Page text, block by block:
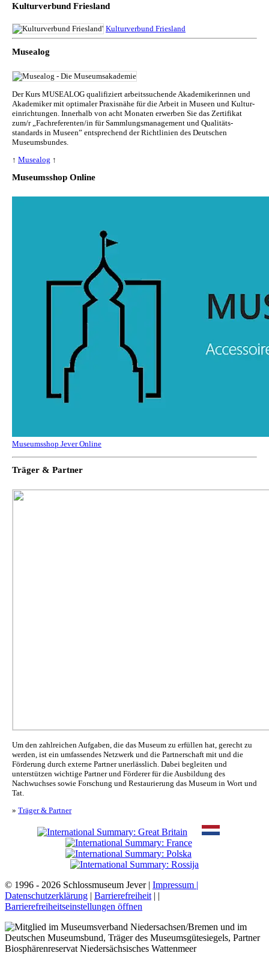
Kulturverbund Friesland
Kulturverbund Friesland
Musealog
Der Kurs MUSEALOG qualifiziert arbeitssuchende Akademikerinnen und
Akademiker mit optimaler Praxisnähe für die Arbeit in Museen und Kul­tur­
ein­rich­tun­gen. Innerhalb von acht Monaten erwerben Sie das Zertifikat
zum/r „Fachreferenten/in für Sammlungs­management und Qualitäts­
standards in Museen” entsprechend der Richtlinien des Deutschen
Museumsbundes.
↑ Musealog ↑
Museumsshop Online
Museumsshop Jever Online
Träger & Partner
Um den zahlreichen Aufgaben, die das Museum zu erfüllen hat, gerecht zu
werden, ist ein umfassendes Netzwerk und die Partnerschaft mit und die
Förderung durch externe Partner unerlässlich. Dabei begleiten und
unterstützen wichtige Partner und Förderer für die Ausbildung des
Nachwuchses sowie Forschung und Restaurierung das Museum in Wort und
Tat.
» Träger & Partner
© 1996 - 2026 Schlossmuseum Jever | Impressum |
Datenschutzerklärung | Barrierefreiheit | |
Barrierefreiheitseinstellungen öffnen